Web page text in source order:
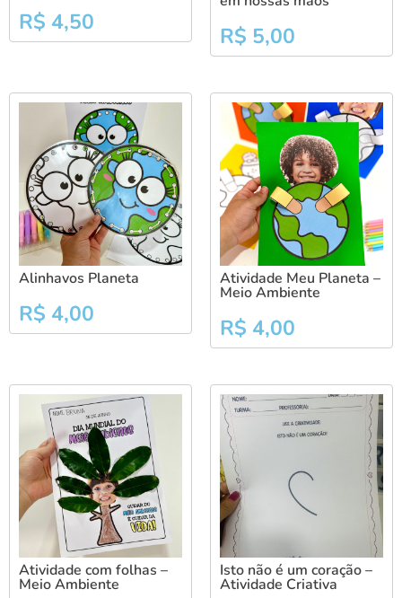
R$ 4,50
R$ 5,00
Alinhavos Planeta
R$ 4,00
Atividade Meu Planeta –
Meio Ambiente
R$ 4,00
Atividade com folhas –
Meio Ambiente
Isto não é um coração –
Atividade Criativa